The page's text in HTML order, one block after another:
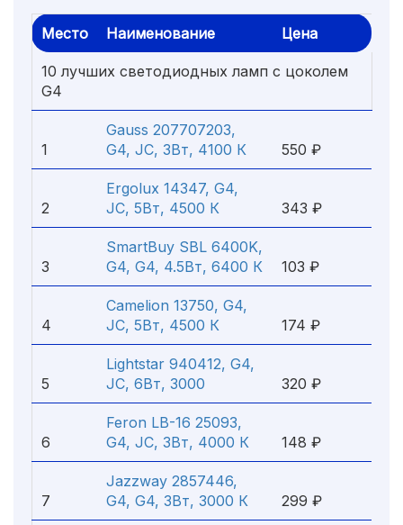
Место Наименование Цена
10 лучших светодиодных ламп с цоколем
G4
1
Gauss 207707203,
G4, JC, 3Вт, 4100 К
550 ₽
2
Ergolux 14347, G4,
JC, 5Вт, 4500 К
343 ₽
3
SmartBuy SBL 6400K,
G4, G4, 4.5Вт, 6400 К
103 ₽
4
Camelion 13750, G4,
JC, 5Вт, 4500 К
174 ₽
5
Lightstar 940412, G4,
JC, 6Вт, 3000
320 ₽
6
Feron LB-16 25093,
G4, JC, 3Вт, 4000 К
148 ₽
7
Jazzway 2857446,
G4, G4, 3Вт, 3000 К
299 ₽